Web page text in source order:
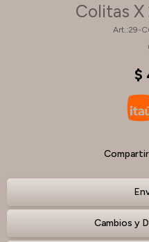
Colitas X
29-
$
Cambios y